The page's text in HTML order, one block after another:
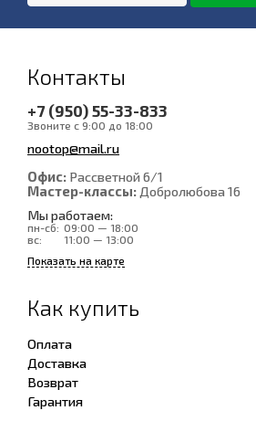
Контакты
+7 (950) 55-33-833
Звоните с 9:00 до 18:00
nootop@mail.ru
Офис: Рассветной 6/1
Мастер-классы: Добролюбова 16
Мы работаем:
пн-сб: 09:00 — 18:00
вс:
11:00 — 13:00
Показать на карте
Как купить
Оплата
Доставка
Возврат
Гарантия